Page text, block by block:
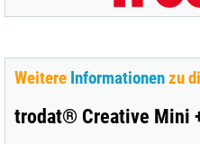
Weitere Informationenzu
trodat® Creative Mini